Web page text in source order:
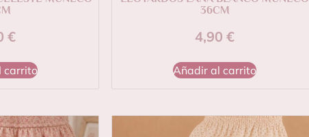
€
carrito
36CM
4,90 €
Añadir al carrito